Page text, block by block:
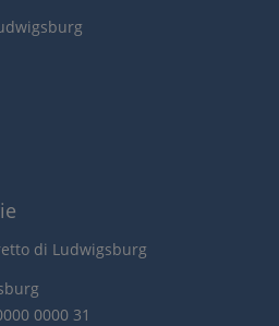
di Ludwigsburg
0000 31